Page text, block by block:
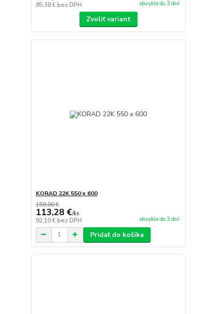
85,38 € bez DPH obvykle do 3 dní
Zvoliť variant
KORAD 22K 550 x 600
159,00 €
113,28 €/ks
92,10 € bez DPH obvykle do 3 dní
Pridať do košíka